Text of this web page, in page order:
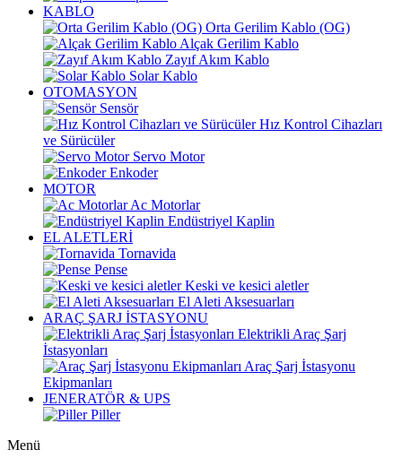
KABLO
Orta Gerilim Kablo (OG)
Alçak Gerilim Kablo
Zayıf Akım Kablo
Solar Kablo
OTOMASYON
Sensör
Hız Kontrol Cihazları
ve Sürücüler
Servo Motor
Enkoder
MOTOR
Ac Motorlar
Endüstriyel Kaplin
EL ALETLERİ
Tornavida
Pense
Keski ve kesici aletler
El Aleti Aksesuarları
ARAÇ ŞARJ İSTASYONU
Elektrikli Araç Şarj
İstasyonları
Araç Şarj İstasyonu
Ekipmanları
JENERATÖR & UPS
Piller
Menü